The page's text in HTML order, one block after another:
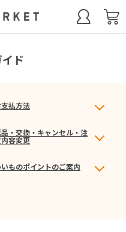
ド
支払方法
・交換・キャンセル・注
容変更
いものポイントのご案内